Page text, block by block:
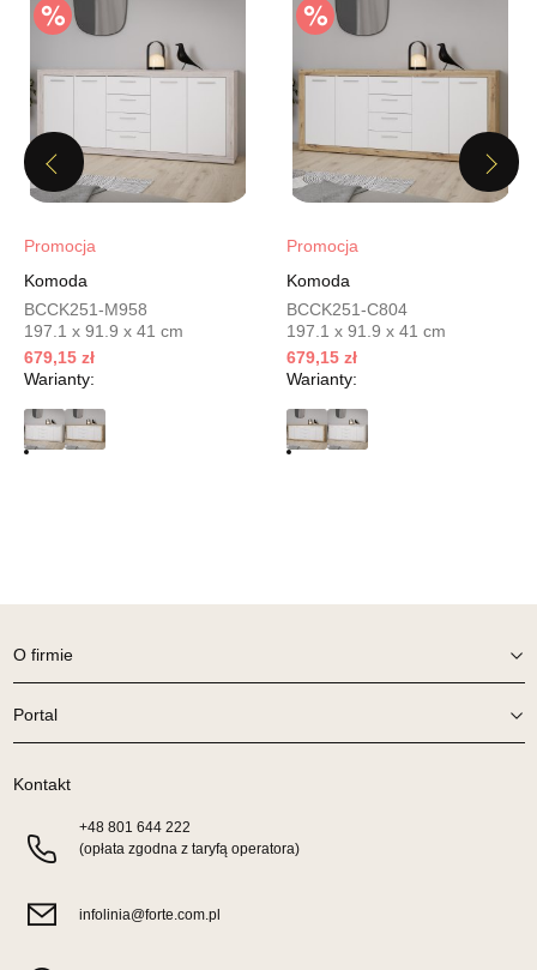
SALON MEBLOWY MEBLOSTYL
Salon meblowy
UL.PIONIERÓW 44
66-600 KROSNO ODRZAŃSKIE
Nr tel.508100164
Godziny otwarcia
Pn-Pt: 09:00-17:00, Sb: 09:00-14:00
419,00 zł 356,15 zł
Najniższa cena sprzedawcy z ostatnich 30 dni
Nr tel.67-3873822
Godziny otwarcia
Najniższa cena sprzedawcy z ostatnich 30 dni 356,15 zł
Salon meblowy
Previous
Promocja
Komoda
BCCK251-M958
197.1 x 91.9 x 41 cm
679,15 zł
Warianty:
Promocja
Komoda
BCCK251-C804
197.1 x 91.9 x 41 cm
679,15 zł
Warianty:
Next
O firmie
Portal
Kontakt
+48 801 644 222
(opłata zgodna z taryfą operatora)
infolinia@forte.com.pl